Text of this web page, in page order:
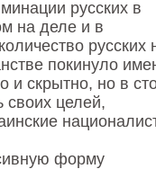
русских в
на деле и в
русских
покинуло
и скрытно, но в
своих целей,
форму